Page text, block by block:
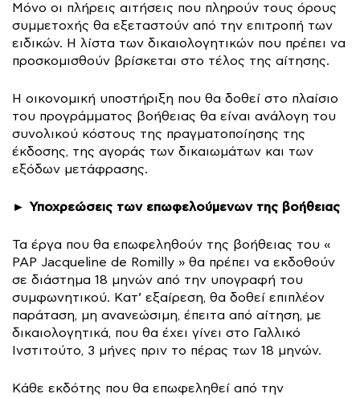
Μόνο οι πλήρεις αιτήσεις που πληρούν τους όρους
συμμετοχής θα εξεταστούν από την επιτροπή των
ειδικών. Η λίστα των δικαιολογητικών που πρέπει να
προσκομισθούν βρίσκεται στο τέλος της αίτησης.
Η οικονομική υποστήριξη που θα δοθεί στο πλαίσιο
του προγράμματος βοήθειας θα είναι ανάλογη του
συνολικού κόστους της πραγματοποίησης της
έκδοσης, της αγοράς των δικαιωμάτων και των
εξόδων μετάφρασης.
► Υποχρεώσεις των επωφελούμενων της βοήθειας
Τα έργα που θα επωφεληθούν της βοήθειας του «
PAP Jacqueline de Romilly » θα πρέπει να εκδοθούν
σε διάστημα 18 μηνών από την υπογραφή του
συμφωνητικού. Κατ’ εξαίρεση, θα δοθεί επιπλέον
παράταση, μη ανανεώσιμη, έπειτα από αίτηση, με
δικαιολογητικά, που θα έχει γίνει στο Γαλλικό
Ινστιτούτο, 3 μήνες πριν το πέρας των 18 μηνών.
Κάθε εκδότης που θα επωφεληθεί από την